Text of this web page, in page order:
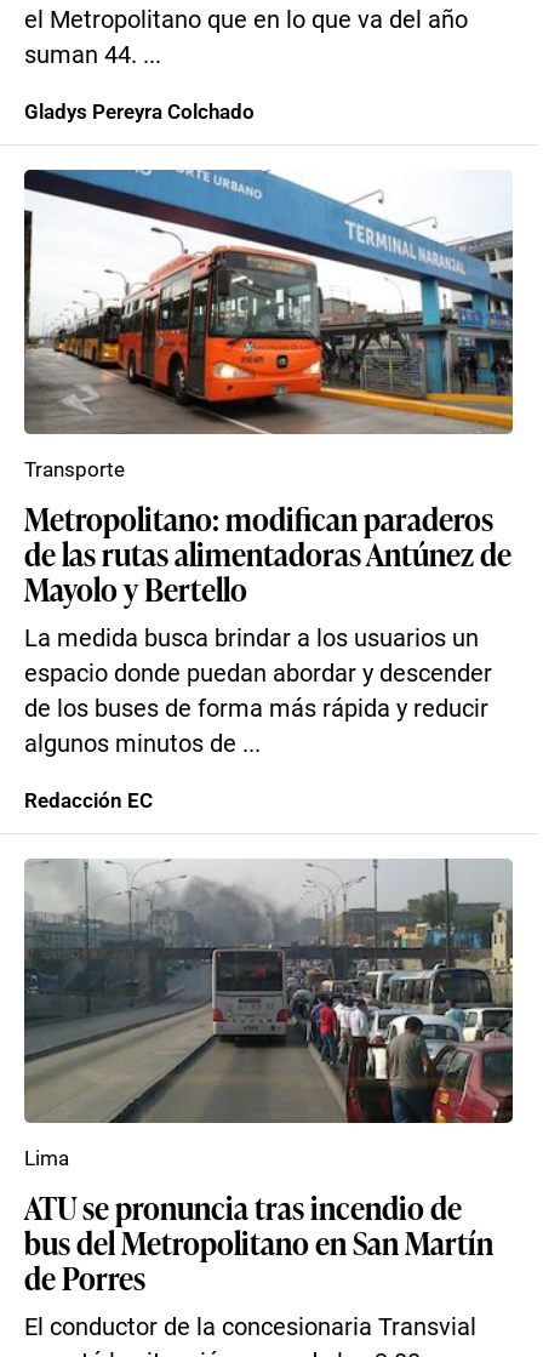
el Metropolitano que en lo que va del año
suman 44. ...
Gladys Pereyra Colchado
Metropolitano: modifican paraderos
de las rutas alimentadoras Antúnez de
Mayolo y Bertello
La medida busca brindar a los usuarios un
espacio donde puedan abordar y descender
de los buses de forma más rápida y reducir
algunos minutos de ...
Transporte
Redacción EC
ATU se pronuncia tras incendio de
bus del Metropolitano en San Martín
de Porres
El conductor de la concesionaria Transvial
Lima